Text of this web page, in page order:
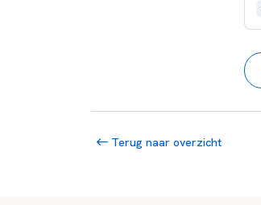
Terug naar overzicht